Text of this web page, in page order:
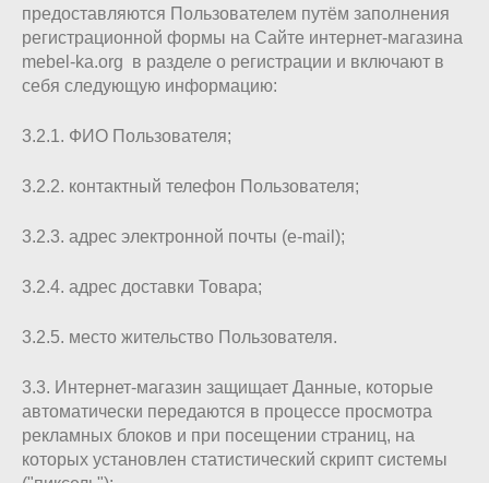
предоставляются Пользователем путём заполнения
регистрационной формы на Сайте интернет-магазина
mebel-ka.org в разделе о регистрации и включают в
себя следующую информацию:
3.2.1. ФИО Пользователя;
3.2.2. контактный телефон Пользователя;
3.2.3. адрес электронной почты (e-mail);
3.2.4. адрес доставки Товара;
3.2.5. место жительство Пользователя.
3.3. Интернет-магазин защищает Данные, которые
автоматически передаются в процессе просмотра
рекламных блоков и при посещении страниц, на
которых установлен статистический скрипт системы